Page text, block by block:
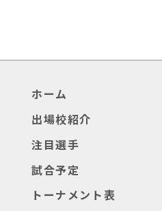
ホーム
出場校紹介
注目選手
試合予定
トーナメント表